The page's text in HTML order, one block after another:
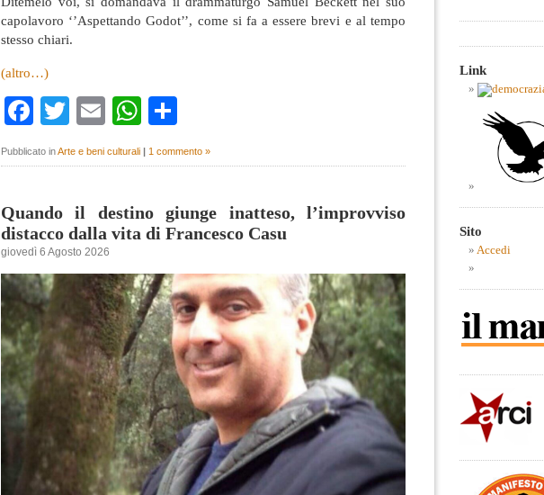
capolavoro ‘’Aspettando Godot’’, come si fa a essere brevi e al tempo
stesso chiari.
(altro…)
Facebook
Twitter
EmailWhatsApp
Pubblicato inArte e beni culturali | 1 commento »
Quando il destino giunge inatteso, l’improvviso
distacco dalla vita di Francesco Casu
giovedì 6 Agosto 2026
Link
Sito
Accedi